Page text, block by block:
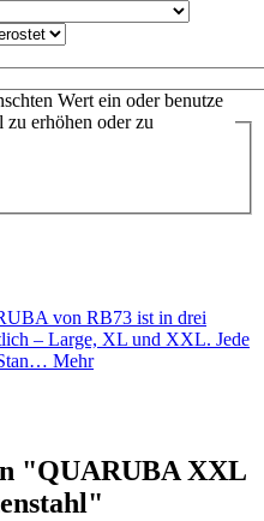
Wert ein oder benutze
erhöhen oder zu
von RB73 ist in drei
– Large, XL und XXL. Jede
Mehr
"QUARUBA XXL